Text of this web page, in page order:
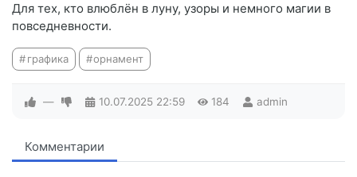
Для тех, кто влюблён в луну, узоры и немного магии в
повседневности.
графика орнамент
— 10.07.2025 22:59 184 admin
Комментарии